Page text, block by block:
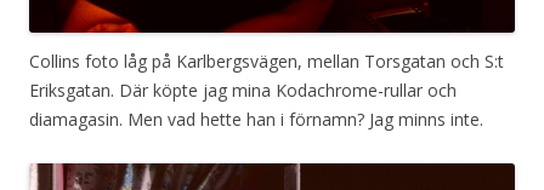
Collins foto låg på Karlbergsvägen, mellan Torsgatan och S:t
Eriksgatan. Där köpte jag mina Kodachrome-rullar och
diamagasin. Men vad hette han i förnamn? Jag minns inte.